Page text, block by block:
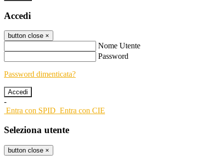
Accedi
button close ×
Nome Utente
Password
Password dimenticata?
-
Entra con SPID Entra con CIE
Seleziona utente
button close ×